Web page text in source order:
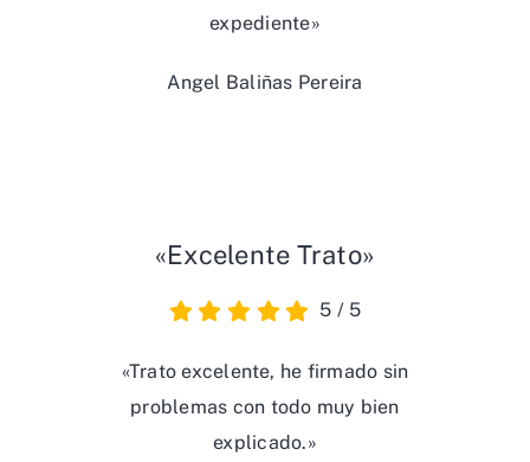
expediente»
Angel Baliñas Pereira
«Excelente Trato»
5 / 5
«Trato excelente, he firmado sin
problemas con todo muy bien
explicado.»